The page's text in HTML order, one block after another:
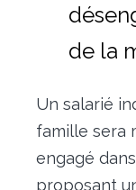
de la
Un salarié
famille sera
engagé
proposant